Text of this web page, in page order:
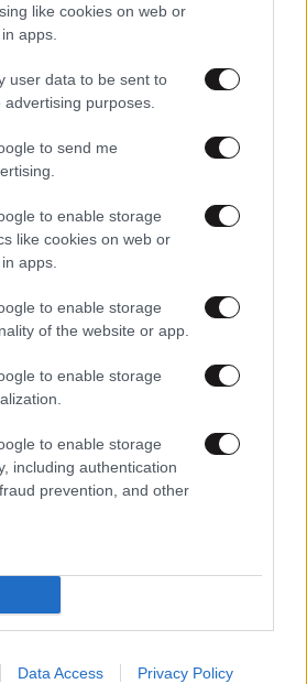
like cookies on web or
apps.
user data to be sent to
purposes.
to send me
to enable storage
like cookies on web or
apps.
to enable storage
of the website or app.
to enable storage
to enable storage
including authentication
prevention, and other
Data Access Privacy Policy
στην εκδήλωση για τα 50 χρόνια